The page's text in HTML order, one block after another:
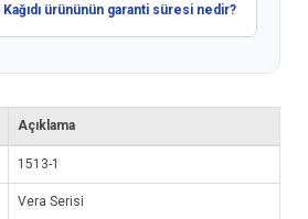
ürününün garanti süresi nedir?
Açıklama
1513-1
Vera Serisi